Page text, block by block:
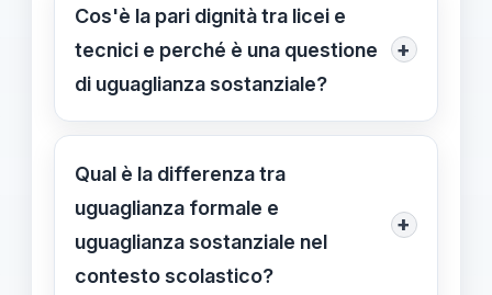
Cos'è la pari dignità tra licei e
tecnici e perché è una questione
di uguaglianza sostanziale?
+
La pari dignità implica offrire a licei e
tecnici le stesse opportunità reali:
accesso a tirocini, orientamento e
percorsi universitari. Non basta
rinominare i percorsi; è necessario
Qual è la differenza tra
uguaglianza formale e
uguaglianza sostanziale nel
contesto scolastico?
+